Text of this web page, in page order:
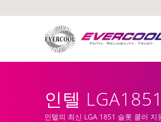
인텔
인텔의 최신 LGA 1851 슬롯 쿨러